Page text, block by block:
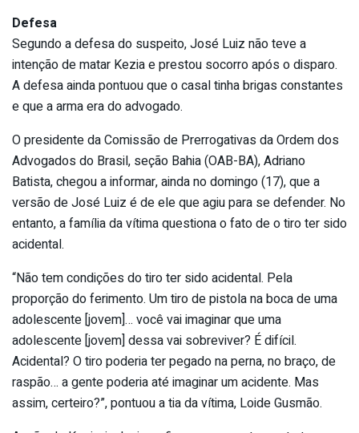
Defesa
Segundo a defesa do suspeito, José Luiz não teve a
intenção de matar Kezia e prestou socorro após o disparo.
A defesa ainda pontuou que o casal tinha brigas constantes
e que a arma era do advogado.
O presidente da Comissão de Prerrogativas da Ordem dos
Advogados do Brasil, seção Bahia (OAB-BA), Adriano
Batista, chegou a informar, ainda no domingo (17), que a
versão de José Luiz é de ele que agiu para se defender. No
entanto, a família da vítima questiona o fato de o tiro ter sido
acidental.
“Não tem condições do tiro ter sido acidental. Pela
proporção do ferimento. Um tiro de pistola na boca de uma
adolescente [jovem]… você vai imaginar que uma
adolescente [jovem] dessa vai sobreviver? É difícil.
Acidental? O tiro poderia ter pegado na perna, no braço, de
raspão… a gente poderia até imaginar um acidente. Mas
assim, certeiro?”, pontuou a tia da vítima, Loide Gusmão.